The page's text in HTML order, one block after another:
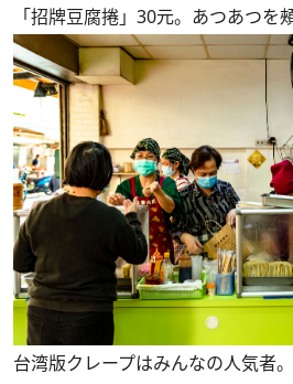
「招牌豆腐捲」30元。あつあつを
台湾版クレープはみんなの人気者。